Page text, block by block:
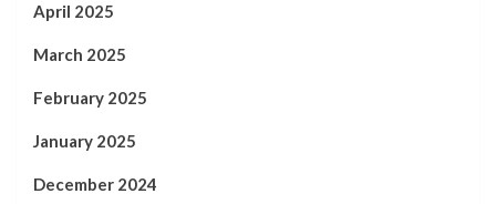
April 2025
March 2025
February 2025
January 2025
December 2024